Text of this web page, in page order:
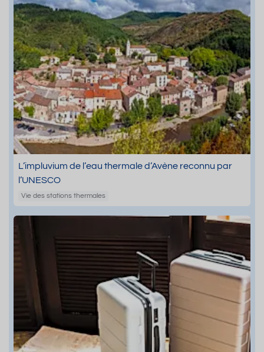
L’impluvium de l’eau thermale d’Avène reconnu par
l’UNESCO
Vie des stations thermales